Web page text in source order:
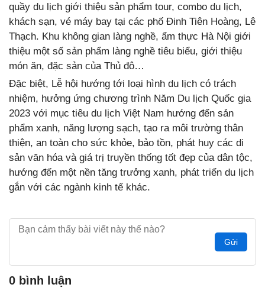
quầy du lịch giới thiệu sản phẩm tour, combo du lịch,
khách sạn, vé máy bay tại các phố Đinh Tiên Hoàng, Lê
Thạch. Khu không gian làng nghề, ẩm thực Hà Nội giới
thiệu một số sản phẩm làng nghề tiêu biểu, giới thiệu
món ăn, đặc sản của Thủ đô…
Đặc biệt, Lễ hội hướng tới loại hình du lịch có trách
nhiệm, hưởng ứng chương trình Năm Du lịch Quốc gia
2023 với mục tiêu du lịch Việt Nam hướng đến sản
phẩm xanh, năng lượng sạch, tạo ra môi trường thân
thiện, an toàn cho sức khỏe, bảo tồn, phát huy các di
sản văn hóa và giá trị truyền thống tốt đẹp của dân tộc,
hướng đến một nền tăng trưởng xanh, phát triển du lịch
gắn với các ngành kinh tế khác.
Gửi
0 bình luận